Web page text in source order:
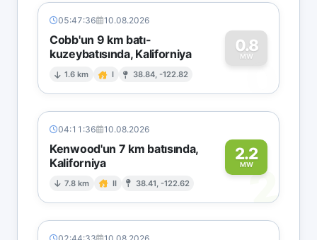
05:47:36 10.08.2026
Cobb'un 9 km batı-
kuzeybatısında, Kaliforniya
1.6 km I 38.84, -122.82
0.8
MW
0
04:11:36 10.08.2026
Kenwood'un 7 km batısında,
Kaliforniya
7.8 km II 38.41, -122.62
2.2
MW2